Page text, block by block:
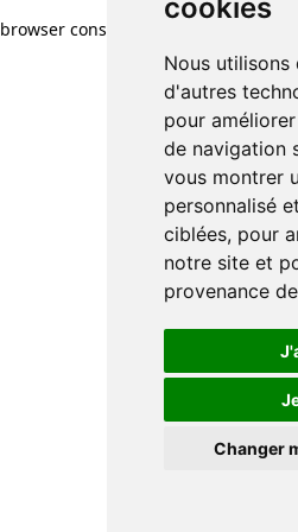
cookies
Nous utilisons
d'autres
pour
de navigation
vous montrer
personnalisé
ciblées, pour
notre site et
provenance
Changer
browser console for more information)